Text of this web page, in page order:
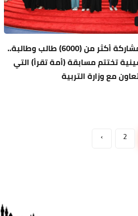
بالفيديو: بمشاركة أكثر من (6000) طالب وطالبة..
تختتم مسابقة (أمة تقرأ) التي
مع وزارة التربية
2
›